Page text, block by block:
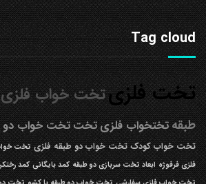
Tag cloud
تخت فلزیتخت خواب فلزی
طبقه تختخواب فلزیتختتخت خواب دو
تخت خواب کودک تخت خواب دو طبقه فلزی تخت
فلزی فرفوژه ابعاد تخت سربازی دو طبقه کمد بایگانی کمد